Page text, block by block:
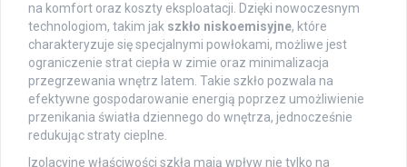
na komfort oraz koszty eksploatacji. Dzięki nowoczesnym
technologiom, takim jak szkło niskoemisyjne, które
charakteryzuje się specjalnymi powłokami, możliwe jest
ograniczenie strat ciepła w zimie oraz minimalizacja
przegrzewania wnętrz latem. Takie szkło pozwala na
efektywne gospodarowanie energią poprzez umożliwienie
przenikania światła dziennego do wnętrza, jednocześnie
redukując straty cieplne.
Izolacyjne właściwości szkła mają wpływ nie tylko na